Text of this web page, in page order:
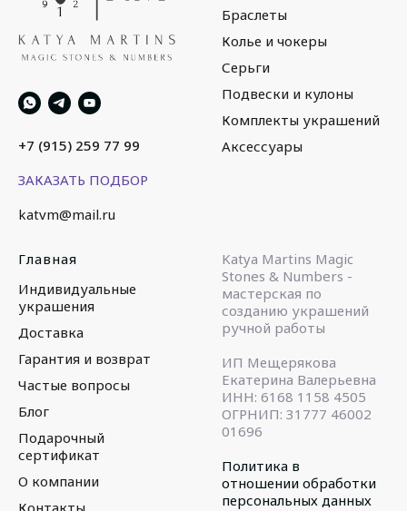
+7 (915) 259 77 99
ЗАКАЗАТЬ ПОДБОР
katvm@mail.ru
Браслеты
Колье и чокеры
Серьги
Подвески и кулоны
Комплекты украшений
Аксессуары
Главная
Индивидуальные
украшения
Доставка
Гарантия и возврат
Частые вопросы
Блог
Подарочный
сертификат
О компании
Контакты
Katya Martins Magic
Stones & Numbers -
мастерская по
созданию украшений
ручной работы
ИП Мещерякова
Екатерина Валерьевна
ИНН: 6168 1158 4505
ОГРНИП: 31777 46002
01696
Политика в
отношении обработки
персональных данных